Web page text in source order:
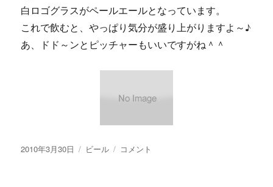
白ロゴグラスがペールエールとなっています。
これで飲むと、やっぱり気分が盛り上がりますよ～♪
あ、ドド～ンとピッチャーもいいですがね＾＾
投
2010年3月30日
カ
ビール
【画
コメント